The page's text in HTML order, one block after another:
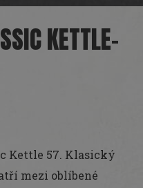
KETTLE-
Kettle 57. Klasický
mezi oblíbené